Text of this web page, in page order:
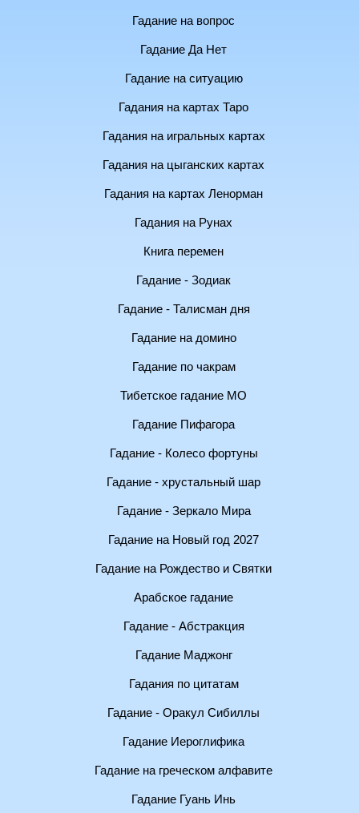
Гадание на вопрос
Гадание Да Нет
Гадание на ситуацию
Гадания на картах Таро
Гадания на игральных картах
Гадания на цыганских картах
Гадания на картах Ленорман
Гадания на Рунах
Книга перемен
Гадание - Зодиак
Гадание - Талисман дня
Гадание на домино
Гадание по чакрам
Тибетское гадание МО
Гадание Пифагора
Гадание - Колесо фортуны
Гадание - хрустальный шар
Гадание - Зеркало Мира
Гадание на Новый год 2027
Гадание на Рождество и Святки
Арабское гадание
Гадание - Абстракция
Гадание Маджонг
Гадания по цитатам
Гадание - Оракул Сибиллы
Гадание Иероглифика
Гадание на греческом алфавите
Гадание Гуань Инь